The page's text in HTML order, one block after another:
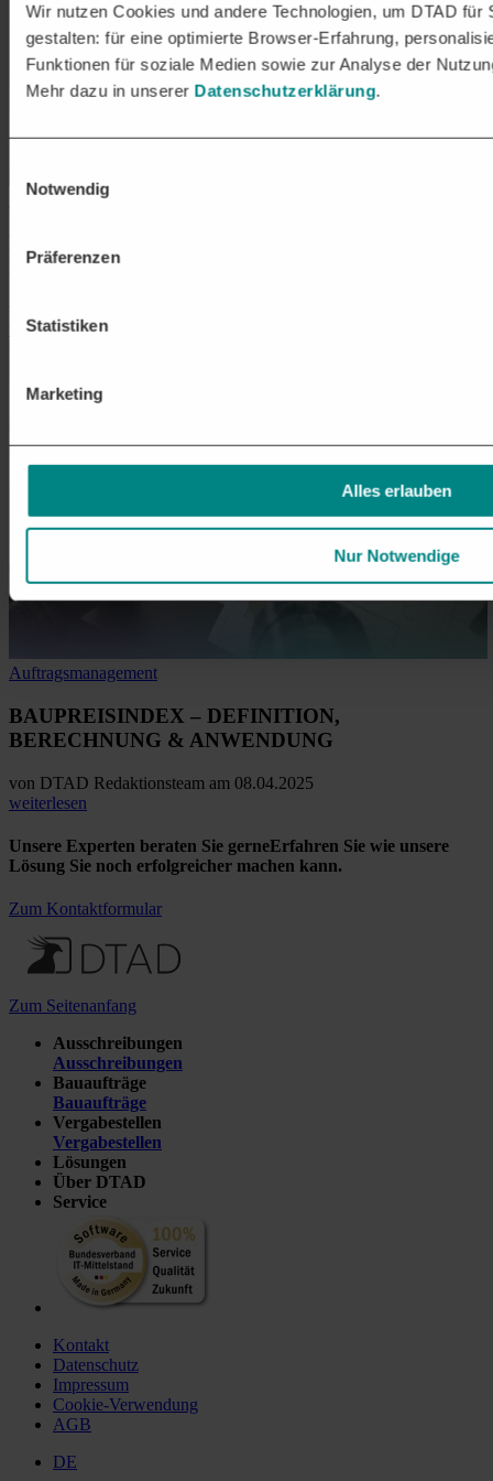
Wir nutzen Cookies und andere Technologien, um DTAD
gestalten: für eine optimierte Browser-Erfahrung,
Funktionen für soziale Medien sowie zur Analyse der
Mehr dazu in unserer Datenschutzerklärung.
Notwendig
Präferenzen
Statistiken
Marketing
Alles erlauben
Nur Notwendige
Auftragsmanagement
HALLO, DISRUPTIONSKULTUR!
weiterlesen
Auftragsmanagement
BAUPREISINDEX – DEFINITION,
BERECHNUNG & ANWENDUNG
von DTAD Redaktionsteam am 08.04.2025
weiterlesen
Unsere Experten beraten Sie gerneErfahren Sie wie unsere
Lösung Sie noch erfolgreicher machen kann.
Zum Kontaktformular
Zum Seitenanfang
Ausschreibungen
Ausschreibungen
Bauaufträge
Bauaufträge
Vergabestellen
Vergabestellen
Lösungen
Über DTAD
Service
Kontakt
Datenschutz
Impressum
Cookie-Verwendung
AGB
DE